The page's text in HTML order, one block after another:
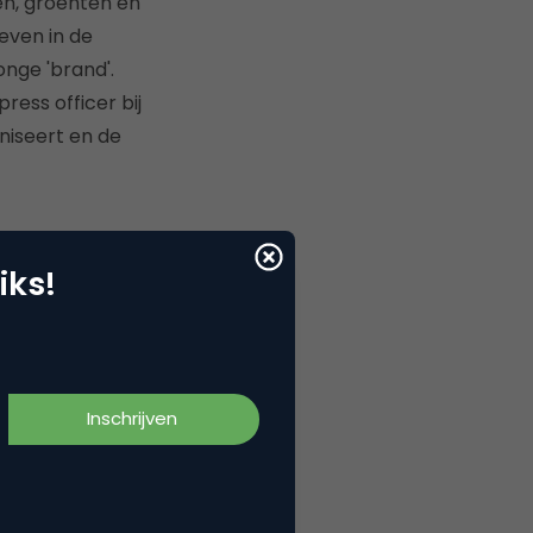
in de
'brand'.
officer bij
en de
Schrijf je dan snel